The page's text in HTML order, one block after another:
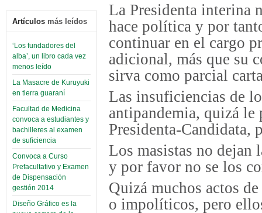
Artículos más leídos
‘Los fundadores del
alba’, un libro cada vez
menos leído
La Masacre de Kuruyuki
en tierra guaraní
Facultad de Medicina
convoca a estudiantes y
bachilleres al examen
de suficiencia
Convoca a Curso
Prefacultativo y Examen
de Dispensación
gestión 2014
Diseño Gráfico es la
La Presidenta interina
hace política y por
continuar en el cargo
adicional, más que su
sirva como parcial
Las insuficiencias de
antipandemia, quizá le
Presidenta-Candidata,
Los masistas no dejan
y por favor no se los
Quizá muchos actos
o impolíticos, pero